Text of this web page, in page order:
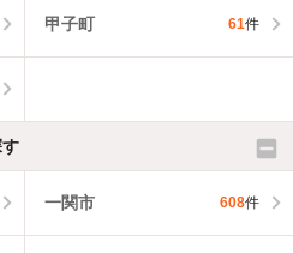
甲子町 61件
一関市 608件